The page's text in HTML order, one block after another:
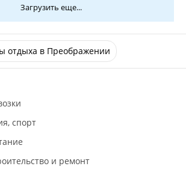
Загрузить еще...
отдыха в Преображении
спорт
и ремонт